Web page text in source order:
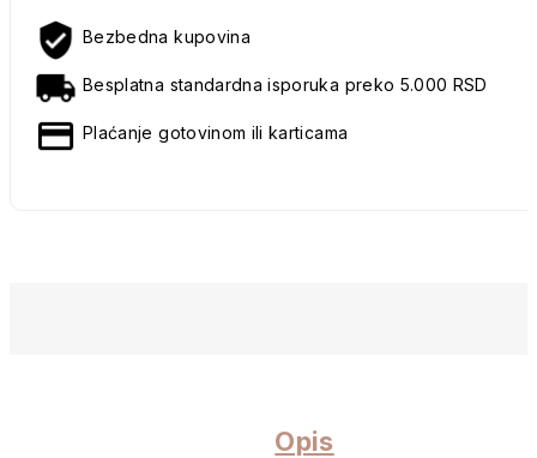
Bezbedna kupovina
Besplatna standardna isporuka preko 5.000 RSD
Plaćanje gotovinom ili karticama
Opis